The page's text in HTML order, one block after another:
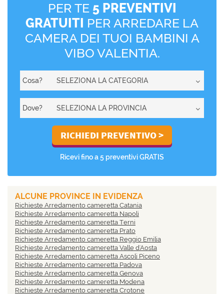
PER TE 5 PREVENTIVI
GRATUITI PER ARREDARE LA
CAMERA DEI TUOI BAMBINI A
VIBO VALENTIA.
Cosa?
Dove?
Ricevi fino a 5 preventivi GRATIS
ALCUNE PROVINCE IN EVIDENZA
Richieste Arredamento cameretta Catania
Richieste Arredamento cameretta Napoli
Richieste Arredamento cameretta Terni
Richieste Arredamento cameretta Prato
Richieste Arredamento cameretta Reggio Emilia
Richieste Arredamento cameretta Valle d'Aosta
Richieste Arredamento cameretta Ascoli Piceno
Richieste Arredamento cameretta Padova
Richieste Arredamento cameretta Genova
Richieste Arredamento cameretta Modena
Richieste Arredamento cameretta Crotone